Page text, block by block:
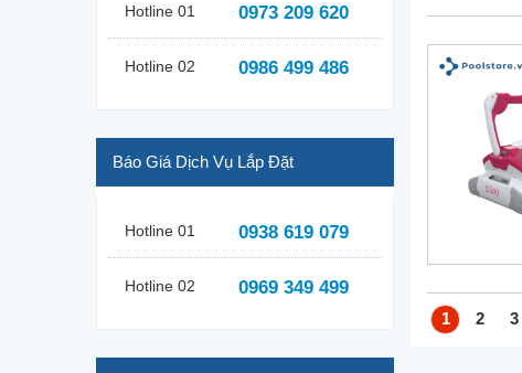
Hotline 01 0973 209 620
Hotline 02 0986 499 486
Báo Giá Dịch Vụ Lắp Đặt
Hotline 01 0938 619 079
Hotline 02 0969 349 499
1 2 3